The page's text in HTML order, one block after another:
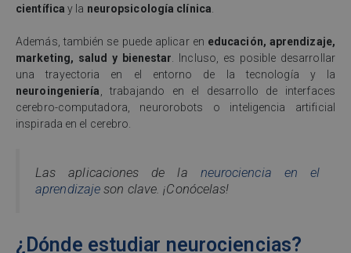
científica y la neuropsicología clínica.
Además, también se puede aplicar en educación, aprendizaje,
marketing, salud y bienestar. Incluso, es posible desarrollar
una trayectoria en el entorno de la tecnología y la
neuroingeniería, trabajando en el desarrollo de interfaces
cerebro-computadora, neurorobots o inteligencia artificial
inspirada en el cerebro.
Las aplicaciones de la neurociencia en el
aprendizaje son clave. ¡Conócelas!
¿Dónde estudiar neurociencias?